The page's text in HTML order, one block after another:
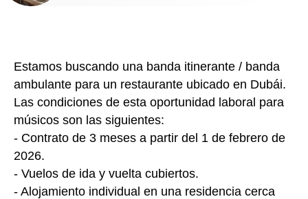
Estamos buscando una banda itinerante / banda
ambulante para un restaurante ubicado en Dubái.
Las condiciones de esta oportunidad laboral para
músicos son las siguientes:
- Contrato de 3 meses a partir del 1 de febrero de
2026.
- Vuelos de ida y vuelta cubiertos.
- Alojamiento individual en una residencia cerca